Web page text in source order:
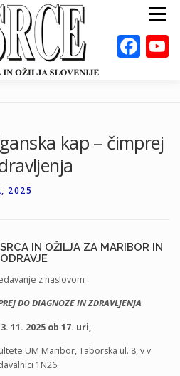
Meni
I VAROVALNA ŽIVILA
KALKULATORJI
kap – čimprej
2025
IN OŽILJA ZA MARIBOR IN
z naslovom
DO DIAGNOZE IN ZDRAVLJENJA
11. 2025 ob 17. uri,
UM Maribor, Taborska ul. 8, v v
1N26.